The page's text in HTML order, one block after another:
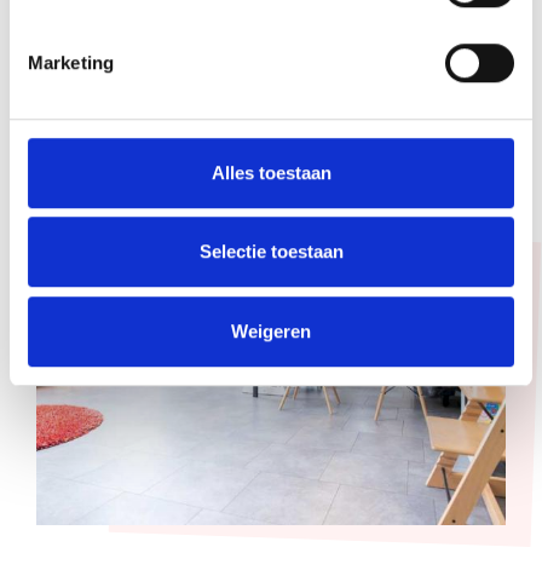
Marketing
Alles toestaan
Selectie toestaan
Weigeren
wij zijn er om te helpen.